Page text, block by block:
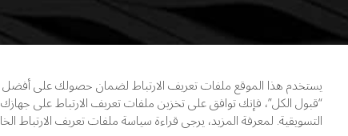
يستخدم هذا الموقع ملفات تعريف الارتباط لضمان حصولك على أفضل
“قبول الكل”، فإنك توافق على تخزين ملفات تعريف الارتباط على
التسويقية. لمعرفة المزيد، يرجى قراءة سياسة ملفات تعريف الارتباط